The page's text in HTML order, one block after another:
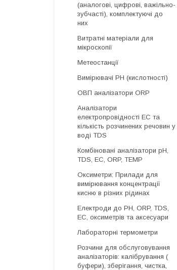
(аналогові, цифрові, важільно-
зубчасті), комплектуючі до
них
Витратні матеріали для
мікроскопії
Метеостанції
Вимірювачі РН (кислотності)
ОВП аналізатори ORP
Аналізатори
електропровідності EC та
кількість розчинених речовин у
воді TDS
Комбіновані аналізатори pH,
TDS, EC, ORP, TEMP
Оксиметри: Прилади для
вимірювання концентрації
кисню в різних рідинах
Електроди до PH, ORP, TDS,
EC, оксиметрів та аксесуари
Лабораторні термометри
Розчини для обслуговування
аналізаторів: калібрування (
буфери), зберігання, чистка,